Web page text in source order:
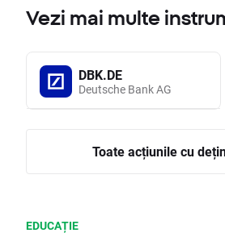
Vezi mai multe
DBK.DE
Deutsche Bank AG
Toate acțiunile cu
EDUCAȚIE